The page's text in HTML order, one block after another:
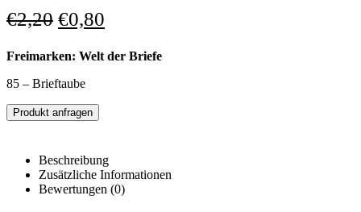
€2,20 €0,80
Freimarken: Welt der Briefe
85 – Brieftaube
Produkt anfragen
Beschreibung
Zusätzliche Informationen
Bewertungen (0)